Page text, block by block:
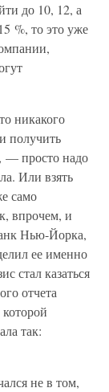
до 10, 12, а
%, то это уже
никакого
получить
— просто надо
Или взять
само
впрочем, и
Нью-Йорка,
ее именно
стал казаться
отчета
так:
не в том,